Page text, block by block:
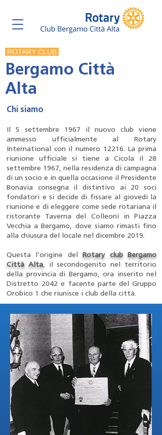
ROTARY CLUB
Bergamo Città
Alta
Chi siamo
Il 5 settembre 1967 il nuovo club viene
ammesso ufficialmente al Rotary
International con il numero 12216. La prima
riunione ufficiale si tiene a Cicola il 28
settembre 1967, nella residenza di campagna
di un socio e in quella occasione il Presidente
Bonavia consegna il distintivo ai 20 soci
fondatori e si decide di fissare al giovedì la
riunione e di eleggere come sede rotariana il
ristorante Taverna del Colleoni in Piazza
Vecchia a Bergamo, dove siamo rimasti fino
alla chiusura del locale nel dicembre 2019.
Questa l’origine delRotary club Bergamo
Città Alta, il secondogenito nel territorio
della provincia di Bergamo, ora inserito nel
Distretto 2042 e facente parte del Gruppo
Orobico 1 che riunisce i club della città.